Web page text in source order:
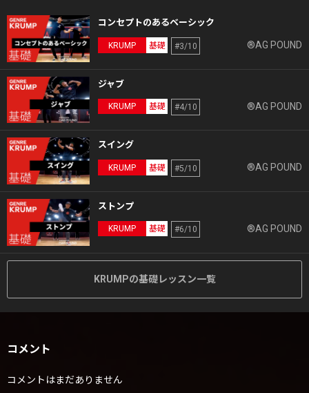
コンセプトのあるベーシック
KRUMP 基礎 #3/10 ®AG POUND
ジャブ
KRUMP 基礎 #4/10 ®AG POUND
スイング
KRUMP 基礎 #5/10 ®AG POUND
ストンプ
KRUMP 基礎 #6/10 ®AG POUND
KRUMPの基礎レッスン一覧
コメント
コメントはまだありません